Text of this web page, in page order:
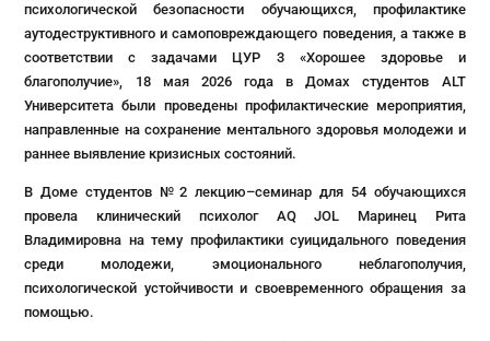
психологической безопасности обучающихся, профилактике
аутодеструктивного и самоповреждающего поведения, а также в
соответствии с задачами ЦУР 3 «Хорошее здоровье и
благополучие», 18 мая 2026 года в Домах студентов ALT
Университета были проведены профилактические мероприятия,
направленные на сохранение ментального здоровья молодежи и
раннее выявление кризисных состояний.
В Доме студентов №2 лекцию–семинар для 54 обучающихся
провела клинический психолог AQ JOL Маринец Рита
Владимировна на тему профилактики суицидального поведения
среди молодежи, эмоционального неблагополучия,
психологической устойчивости и своевременного обращения за
помощью.